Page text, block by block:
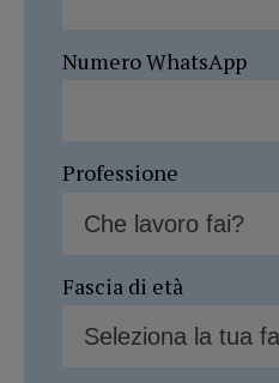
Numero WhatsApp
Professione
Fascia di età